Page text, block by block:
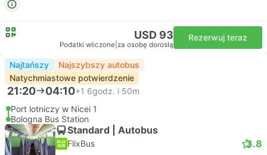
USD 93
Podatki wliczone za osobę dorosłą
Rezerwuj teraz
Najtańszy
Najszybszy autobus
Natychmiastowe potwierdzenie
21:20 04:10+1 6godz. i 50m
Port lotniczy w Nicei 1
Bologna Bus Station
Standard | Autobus
FlixBus 3.8